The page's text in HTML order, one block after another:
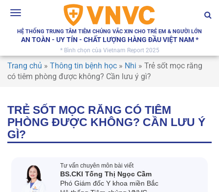
Toggle
HỆ THỐNG TRUNG TÂM TIÊM CHỦNG VẮC XIN CHO TRẺ EM & NGƯỜI LỚN
AN TOÀN - UY TÍN - CHẤT LƯỢNG HÀNG ĐẦU VIỆT NAM *
* Bình chọn của Vietnam Report 2025
Trang chủ » Thông tin bệnh học » Nhi » Trẻ sốt mọc răng
có tiêm phòng được không? Cần lưu ý gì?
TRẺ SỐT MỌC RĂNG CÓ TIÊM
PHÒNG ĐƯỢC KHÔNG? CẦN LƯU Ý
GÌ?
Tư vấn chuyên môn bài viết
BS.CKI Tống Thị Ngọc Cầm
Phó Giám đốc Y khoa miền Bắc